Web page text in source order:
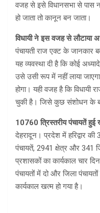
वजह से इसे विधानसभा से पास
हो जाता तो कानून बन जाता।
विधायी ने इस वजह से लौटाया
पंचायती राज एक्ट के जानकार
यह व्यवस्था दी है कि कोई
उसे उसी रूप में नहीं लाया
होगा। यही वजह है कि
चुकी है। जिसे कुछ संशोधन के
10760 त्रिस्तरीय पंचायतें हुई
देहरादून। प्रदेश में हरिद्वार
पंचायतें, 2941 क्षेत्र और 341
प्रशासकों का कार्यकाल चार
पंचायतों में दो और जिला
कार्यकाल खत्म हो गया है।